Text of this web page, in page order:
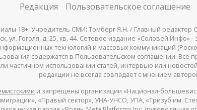
Редакция Пользовательское соглашение
18+. Учредитель СМИ: Томберг Я.Н. / Главный
ул. Гоголя, д. 25, кв. 44. Сетевое издание «Соловей.Инфо»
технологий и массовых коммуникаций
содержатся в Пользовательском соглашении.
частичном использовании статей, интервью или
редакции не всегда совпадает с мнением
и запрещены организации «Национал-
«Правый сектор», УНА-УНСО, УПА, «Тризуб им.